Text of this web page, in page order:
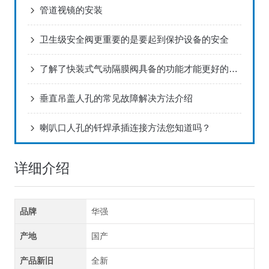
管道视镜的安装
卫生级安全阀更重要的是要起到保护设备的安全
了解了快装式气动隔膜阀具备的功能才能更好的使用它
垂直吊盖人孔的常见故障解决方法介绍
喇叭口人孔的钎焊承插连接方法您知道吗？
详细介绍
品牌 华强
产地 国产
产品新旧 全新